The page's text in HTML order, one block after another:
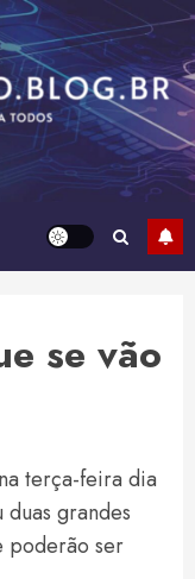
se vão
terça-feira dia
grandes
poderão ser